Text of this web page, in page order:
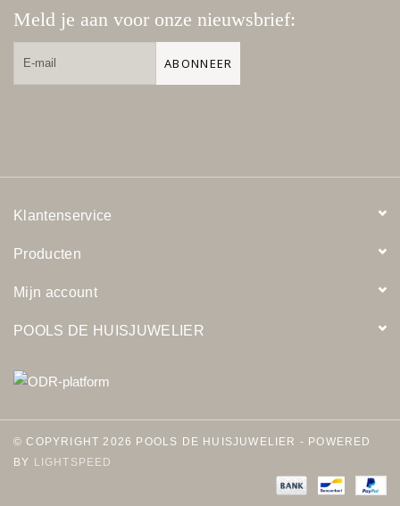
Meld je aan voor onze nieuwsbrief:
ABONNEER
Klantenservice
Producten
Mijn account
POOLS DE HUISJUWELIER
© COPYRIGHT 2026 POOLS DE HUISJUWELIER - POWERED
BY LIGHTSPEED